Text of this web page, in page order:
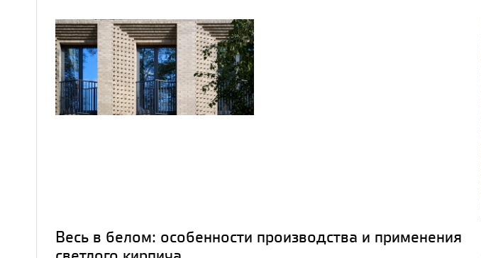
Весь в белом: особенности производства и применения